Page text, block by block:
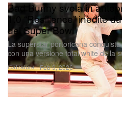
Calzature
Bad Bunny svela in
1.0 “Resilience” inedite
del Super Bowl
La superstar portoricana
con una versione total white della
Feb 9, 2026